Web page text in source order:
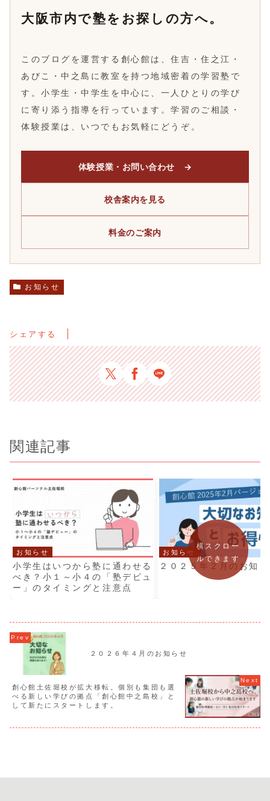
大阪市内で塾をお探しの方へ。
このブログを運営する創心館は、住吉・住之江・
あびこ・中之島に教室を持つ地域密着の学習塾で
す。小学生・中学生を中心に、一人ひとりの学び
に寄り添う指導を行っています。学習のご相談・
体験授業は、いつでもお気軽にどうぞ。
体験授業・お問い合わせ →
校舎案内を見る
料金のご案内
お知らせ
シェアする
関連記事
お知らせ
小学生はいつから塾に通わせる
べき？小１～小４の「塾デビュ
ー」のタイミングと注意点
お知らせ
２０２５年２月のお知
横スクロー
ルできます
２０２６年４月のお知らせ
創心館土佐堀校が拡大移転。個別も集団も選
べる新しい学びの拠点「創心館中之島校」と
して新たにスタートします。